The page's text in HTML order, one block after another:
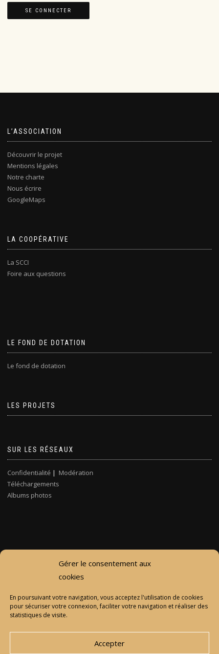
Gérer le consentement aux
cookies
En poursuivant votre navigation, vous acceptez l'utilisation de cookies
pour sécuriser votre connexion, faciliter votre navigation et réaliser des
statistiques de visite.
Accepter
L’ASSOCIATION
Découvrir le projet
Mentions légales
Notre charte
Nous écrire
GoogleMaps
LA COOPÉRATIVE
La SCCI
Foire aux questions
LE FOND DE DOTATION
Le fond de dotation
LES PROJETS
SUR LES RÉSEAUX
Confidentialité | Modération
Téléchargements
Albums photos